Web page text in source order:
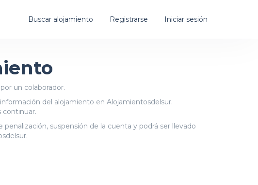
Buscar alojamiento Registrarse Iniciar sesión
un colaborador.
del alojamiento en Alojamientosdelsur.
continuar.
suspensión de la cuenta y podrá ser llevado